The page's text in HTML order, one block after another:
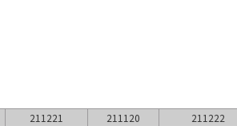
211221 211120 211222